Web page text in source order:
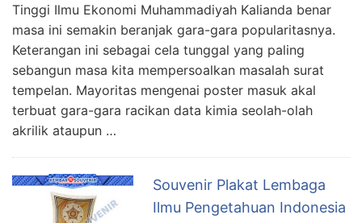
Tinggi Ilmu Ekonomi Muhammadiyah Kalianda benar
masa ini semakin beranjak gara-gara popularitasnya.
Keterangan ini sebagai cela tunggal yang paling
sebangun masa kita mempersoalkan masalah surat
tempelan. Mayoritas mengenai poster masuk akal
terbuat gara-gara racikan data kimia seolah-olah
akrilik ataupun …
Souvenir Plakat Lembaga
Ilmu Pengetahuan Indonesia